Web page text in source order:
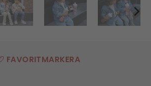
FAVORITMARKERA